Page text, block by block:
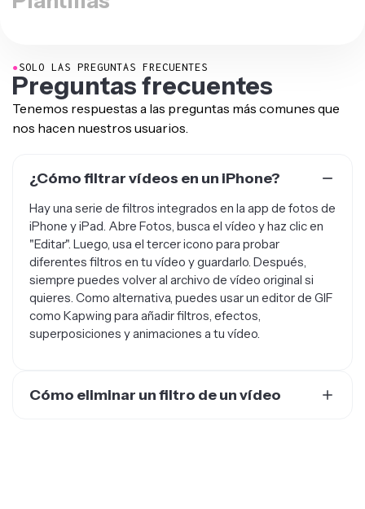
Preguntas frecuentes
Tenemos respuestas a las preguntas más comunes que
nos hacen nuestros usuarios.
iPhone y iPad. Abre Fotos, busca el vídeo y haz clic en
"Editar". Luego, usa el tercer icono para probar
diferentes filtros en tu vídeo y guardarlo. Después,
siempre puedes volver al archivo de vídeo original si
quieres. Como alternativa, puedes usar un editor de GIF
como Kapwing para añadir filtros, efectos,
superposiciones y animaciones a tu vídeo.